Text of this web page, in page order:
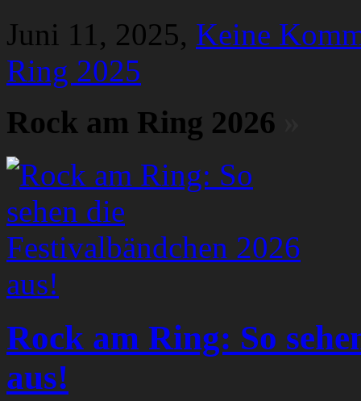
Juni 11, 2025, Keine
Ring 2025
Rock am Ring 2026
Rock am Ring: So
aus!